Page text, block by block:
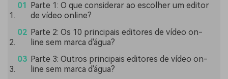
Parte 1: O que considerar ao escolher um editor
de vídeo online?
Parte 2: Os 10 principais editores de vídeo on-
line sem marca d'água?
Parte 3: Outros principais editores de vídeo on-
line sem marca d'água?